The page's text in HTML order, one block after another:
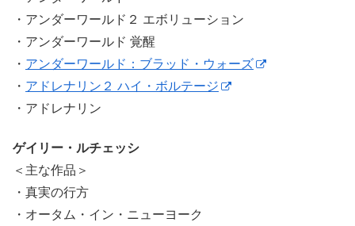
・アンダーワールド２ エボリューション
・アンダーワールド 覚醒
・ アンダーワールド：ブラッド・ウォーズ
・ アドレナリン２ ハイ・ボルテージ
・アドレナリン
ゲイリー・ルチェッシ
＜主な作品＞
・真実の行方
・オータム・イン・ニューヨーク